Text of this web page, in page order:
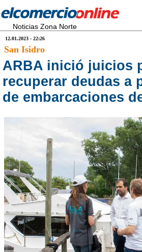
Noticias Zona Norte
12.01.2023 - 22:26
San Isidro
ARBA inició juicios
recuperar deudas a
de embarcaciones